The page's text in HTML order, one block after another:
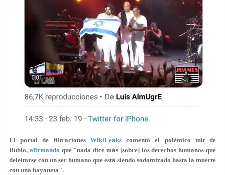
El portal de filtraciones WikiLeakscomentó el polémico tuit de
Rubio, afirmando que "nada dice más [sobre] los derechos humanos que
deleitarse con un ser humano que está siendo sodomizado hasta la muerte
con una bayoneta".